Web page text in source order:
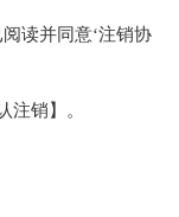
读并同意‘注销协
注销】。